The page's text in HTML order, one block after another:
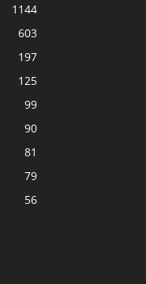
1144
603
197
125
99
90
81
79
56